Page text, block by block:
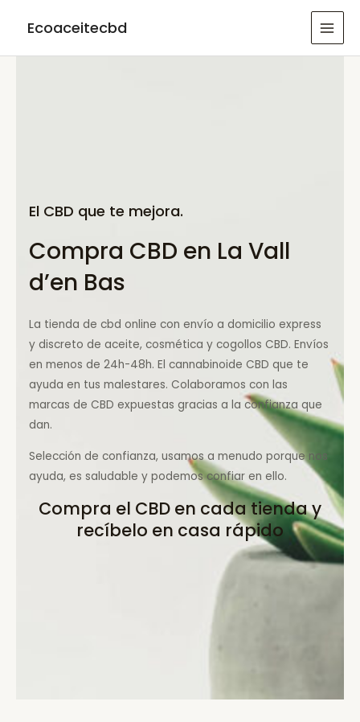
Ecoaceitecbd
El CBD que te mejora.
Compra CBD en La Vall
d’en Bas
La tienda de cbd online con envío a domicilio express
y discreto de aceite, cosmética y cogollos CBD. Envíos
en menos de 24h-48h. El cannabinoide CBD que te
ayuda en tus malestares. Colaboramos con las
marcas de CBD expuestas gracias a la confianza que
dan.
Selección de confianza, usamos a menudo porque nos
ayuda, es saludable y podemos confiar en ello.
Compra el CBD en cada tienda y
recíbelo en casa rápido